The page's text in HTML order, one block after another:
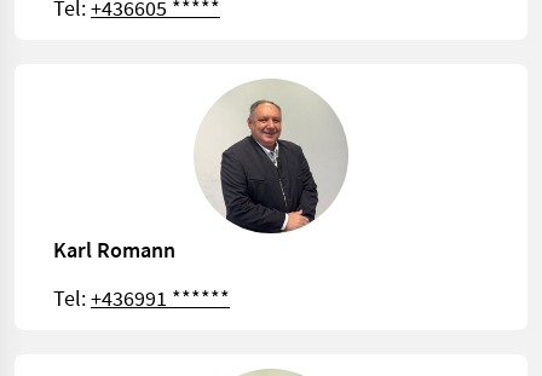
Tel:+436605 *****
Karl Romann
Tel:+436991 ******